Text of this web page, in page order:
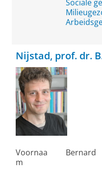
Sociale
Nijstad, prof. dr.
Voornaa
m
Bernard